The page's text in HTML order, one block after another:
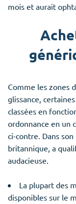
mois et aurait
Comme les zones
glissance,
classées en
ordonnance en un
ci-contre. Dans
britannique, a
audacieuse.
La plupart des
disponibles sur le